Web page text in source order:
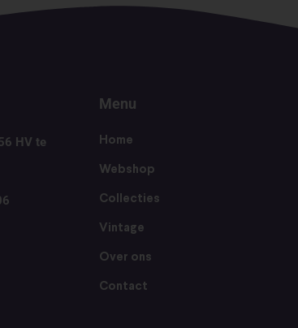
HV te
Menu
Home
Webshop
Collecties
Vintage
Over ons
Contact